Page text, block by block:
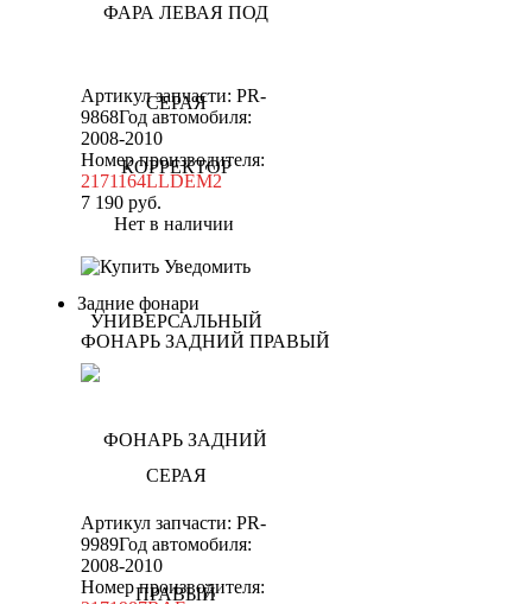
Артикул запчасти: PR-
9868Год автомобиля:
2008-2010
Номер производителя:
2171164LLDEM2
7 190 руб.
Нет в наличии
Уведомить
Задние фонари
ФОНАРЬ ЗАДНИЙ ПРАВЫЙ
Артикул запчасти: PR-
9989Год автомобиля:
2008-2010
Номер производителя: